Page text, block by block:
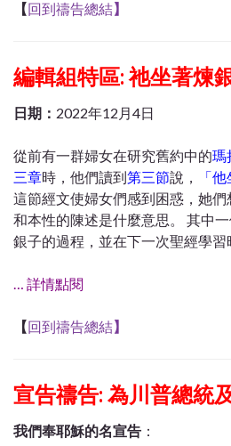
【回到禱告總結】
編輯組特區: 祂坐著煉
日期： 2022年12月4日
從前有一群婦女在研究舊約中的瑪
三章時，他們讀到第三節說， 「
這節經文使婦女們感到困惑，她
和本性的陳述是什麼意思。 其中
銀子的過程，並在下一次聖經學習
… 詳情點閱
【回到禱告總結】
宣告禱告: 為川普總統
我們奉耶穌的名宣告 ：